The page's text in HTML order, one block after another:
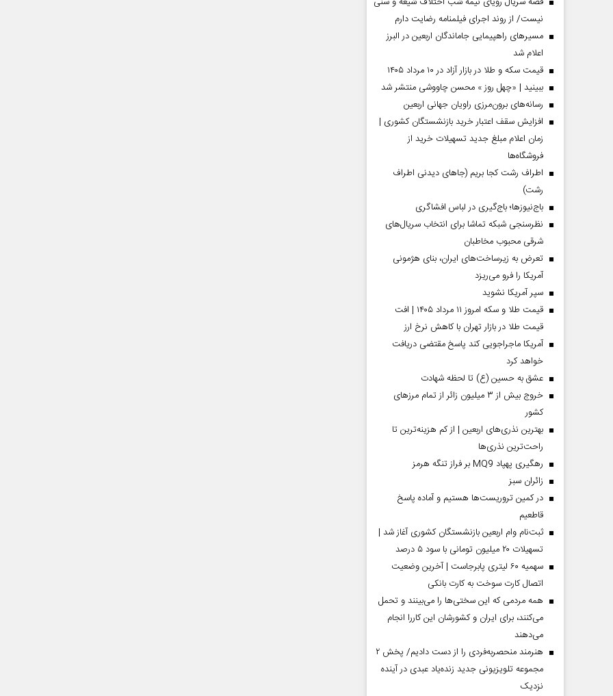
نیست/ از روند اجرای فیلمنامه رضایت دارم
مسیر‌های راهپیمایی جاماندگان اربعین در البرز
اعلام شد
قیمت سکه و طلا در بازار آزاد در ۱۰ مرداد ۱۴۰۵
ببینید | «چهل روز » محسن چاووشی منتشر شد
رسانه‌های برون‌مرزی راویان جهانی اربعین
افزایش سقف اعتبار خرید بازنشستگان کشوری |
زمان اعلام مبلغ جدید تسهیلات خرید از
فروشگاه‌ها
اطراف رشت کجا بریم (جاهای دیدنی اطراف
رشت)
باج‌نیوزها؛ باج‌گیری در لباس افشاگری
نظرسنجی شبکه تماشا برای انتخاب سریال‌های
شرقی محبوب مخاطبان
تعرض به زیرساخت‌های ایران، بنای هژمونی
آمریکا را فرو می‌ریزد
سپر آمریکا نشوید
قیمت طلا و سکه امروز ۱۱ مرداد ۱۴۰۵ | افت
قیمت طلا در بازار تهران با کاهش نرخ ارز
آمریکا ماجراجویی کند پاسخ مقتضی دریافت
خواهد کرد
عشق به حسین (ع) تا لحظه شهادت
خروج بیش از ۳ میلیون زائر از تمام مرز‌های
کشور
بهترین نذری‌های اربعین | از کم هزینه‌ترین تا
راحت‌ترین نذری‌ها
رهگیری پهپاد MQ9 بر فراز تنگه هرمز
‌زائران سبز
در کمین تروریست‌ها هستیم و آماده پاسخ
قاطعیم
ثبت‌نام وام اربعین بازنشستگان کشوری آغاز شد |
تسهیلات ۲۰ میلیون تومانی با سود ۵ درصد
سهمیه ۶۰ لیتری پابرجاست | آخرین وضعیت
اتصال کارت سوخت به کارت بانکی
همه مردمی که این سختی‌ها را می‌بینند و تحمل
می‌کنند، برای ایران و کشورشان این کاررا انجام
می‌دهند
هنرمند منحصر‌به‌فردی را از دست دادیم/ پخش ۲
مجموعه تلویزیونی جدید زنده‌یاد عبدی در آینده
نزدیک